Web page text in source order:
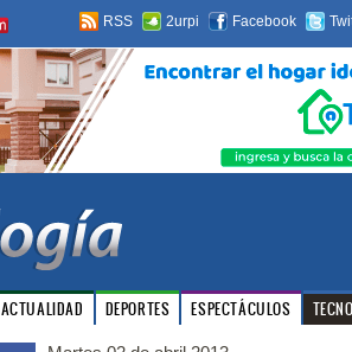
RSS 2urpi Facebook
ACTUALIDAD DEPORTES ESPECTÁCULOS